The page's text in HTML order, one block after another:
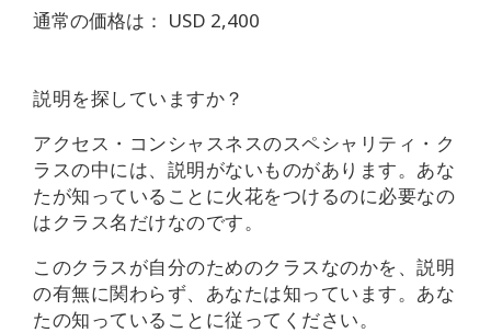
ク
ラ
フ
ァ
シ
リ
テ
ー
タ
ー
Shop
通常の価格は： USD 2,400
説明を探していますか？
アクセス・コンシャスネスのスペシャリティ・ク
ラスの中には、説明がないものがあります。あな
たが知っていることに火花をつけるのに必要なの
はクラス名だけなのです。
このクラスが自分のためのクラスなのかを、説明
の有無に関わらず、あなたは知っています。 あな
たの知っていることに従ってください。